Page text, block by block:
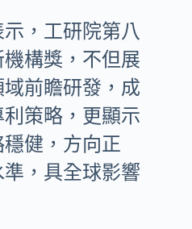
，工研院第八
構獎，不但展
前瞻研發，成
策略，更顯示
健，方向正
，具全球影響